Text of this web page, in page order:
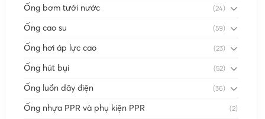
Ống bơm tưới nước (24)
Ống cao su (59)
Ống hơi áp lực cao (23)
Ống hút bụi (52)
Ống luồn dây điện (36)
Ống nhựa PPR và phụ kiện PPR (2)